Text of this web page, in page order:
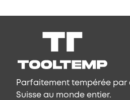
Parfaitement tempérée par
Suisse au monde entier.